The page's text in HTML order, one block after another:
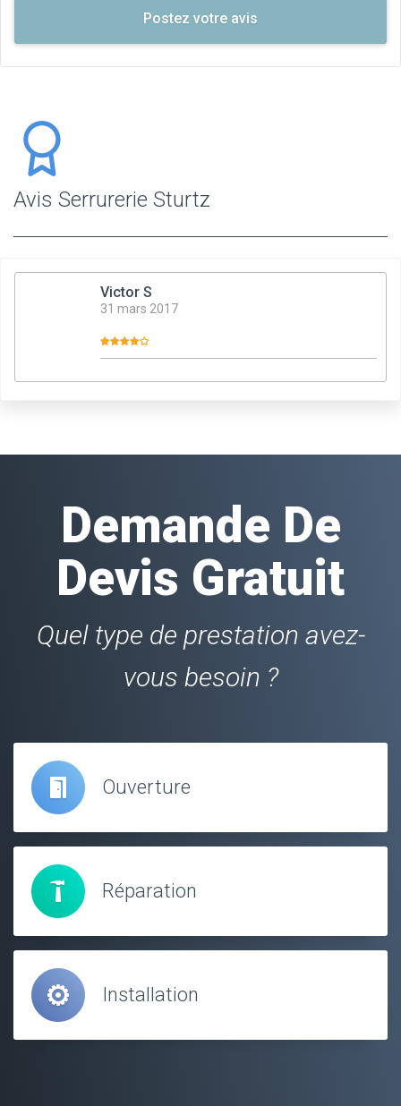
Avis Serrurerie Sturtz
Victor S
31 mars 2017
Demande De
Devis Gratuit
Quel type de prestation avez-
vous besoin ?
Ouverture
Réparation
Installation